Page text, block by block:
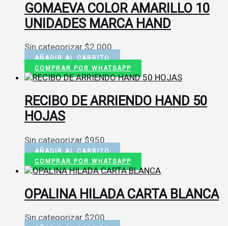
GOMAEVA COLOR AMARILLO 10
UNIDADES MARCA HAND
Sin categorizar$2.000
AÑADIR AL CARRITO
COMPRAR POR WHATSAPP
RECIBO DE ARRIENDO HAND 50
HOJAS
Sin categorizar $950
AÑADIR AL CARRITO
COMPRAR POR WHATSAPP
OPALINA HILADA CARTA BLANCA
Sin categorizar $200